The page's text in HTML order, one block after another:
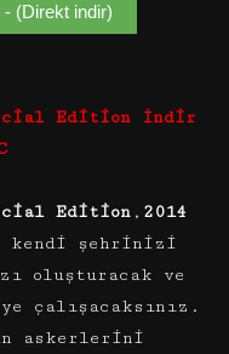
(Direkt indir)
Edition İndir
Edition, 2014
kendi şehrinizi
oluşturacak ve
çalışacaksınız.
askerlerini